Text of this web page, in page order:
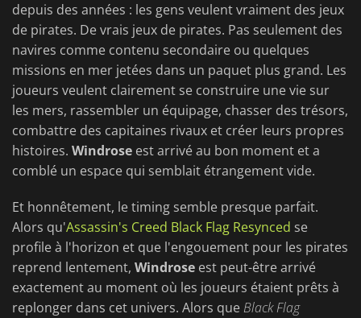
depuis des années : les gens veulent vraiment des jeux
de pirates. De vrais jeux de pirates. Pas seulement des
navires comme contenu secondaire ou quelques
missions en mer jetées dans un paquet plus grand. Les
joueurs veulent clairement se construire une vie sur
les mers, rassembler un équipage, chasser des trésors,
combattre des capitaines rivaux et créer leurs propres
histoires. Windrose est arrivé au bon moment et a
comblé un espace qui semblait étrangement vide.
Et honnêtement, le timing semble presque parfait.
Alors qu'Assassin's Creed Black Flag Resynced se
profile à l'horizon et que l'engouement pour les pirates
reprend lentement, Windrose est peut-être arrivé
exactement au moment où les joueurs étaient prêts à
replonger dans cet univers. Alors queBlack Flag